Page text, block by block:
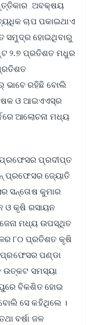
ଅବକ୍ଷୟ
ଚାପ ପକାଇଥାଏ
ସମୁଦ୍ର ହୋଇଥିବାରୁ
୨.୭ ପ୍ରତିଶତ ମଧୁର
ରହିଛି ବୋଲି
ଓ ଆଇଏଏସ୍‌ର
ଆଲୋଚନା ମଧ୍ୟ
ପ୍ରଦୀପ୍ତ
ପ୍ରଫେସର ଜ୍ୟୋତି
ସନ୍ତୋଷ କୁମାର
ଓ କୃଷି ରସାୟନ
ମଧ୍ୟ ଉପସ୍ଥିତ
୮୦ ପ୍ରତିଶତ କୃଷି
ପଣ୍ଡା
ଉତ୍କଟ ସମସ୍ୟା
ବିକଶିତ ହୋଇ
ସେ କହିଥିଲେ ।
ବର୍ଷା ଜଳ